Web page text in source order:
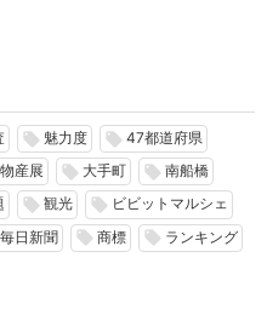
local_offer 魅力度 local_offer 47都道府県
物産展 local_offer 大手町 local_offer 南船橋
local_offer 観光 local_offer ビビットマルシェ
毎日新聞 local_offer 商標 local_offer ランキング